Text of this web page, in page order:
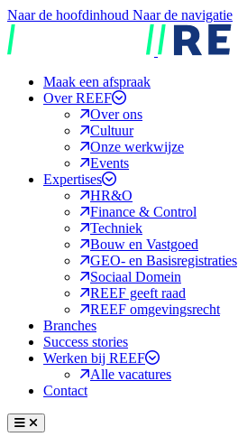
Naar de hoofdinhoud Naar de navigatie
Maak een afspraak
Over REEF
Over ons
Cultuur
Onze werkwijze
Events
Expertises
HR&O
Finance & Control
Techniek
Bouw en Vastgoed
GEO- en Basisregistraties
Sociaal Domein
REEF geeft raad
REEF omgevingsrecht
Branches
Success stories
Werken bij REEF
Alle vacatures
Contact
Menu
Sluiten